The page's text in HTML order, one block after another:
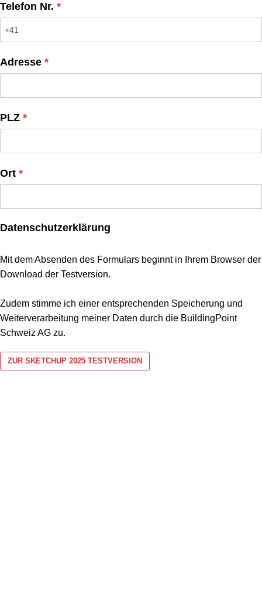
Telefon Nr.
Adresse
PLZ
Ort
Datenschutzerklärung
Mit dem Absenden des Formulars beginnt in Ihrem Browser der
Download der Testversion.
Zudem stimme ich einer entsprechenden Speicherung und
Weiterverarbeitung meiner Daten durch die BuildingPoint
Schweiz AG zu.
ZUR SKETCHUP 2025 TESTVERSION